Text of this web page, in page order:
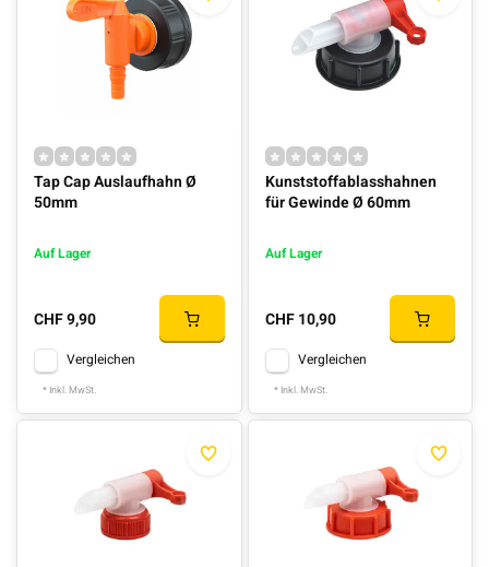
Tap Cap Auslaufhahn Ø
50mm
Auf Lager
CHF 9,90
Vergleichen
* Inkl. MwSt.
Kunststoffablasshahnen
für Gewinde Ø 60mm
Auf Lager
CHF 10,90
Vergleichen
* Inkl. MwSt.